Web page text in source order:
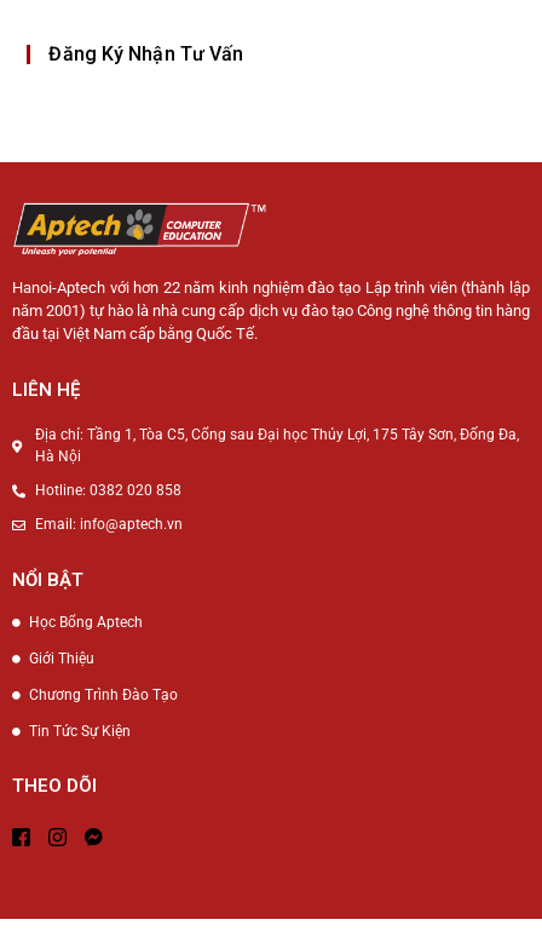
Đăng Ký Nhận Tư Vấn
Hanoi-Aptech với hơn 22 năm kinh nghiệm đào tạo Lập trình viên (thành lập
năm 2001) tự hào là nhà cung cấp dịch vụ đào tạo Công nghệ thông tin hàng
đầu tại Việt Nam cấp bằng Quốc Tế.
LIÊN HỆ
Địa chỉ: Tầng 1, Tòa C5, Cổng sau Đại học Thủy Lợi, 175 Tây Sơn, Đống Đa,
Hà Nội
Hotline: 0382 020 858
Email: info@aptech.vn
NỔI BẬT
Học Bổng Aptech
Giới Thiệu
Chương Trình Đào Tạo
Tin Tức Sự Kiện
THEO DÕI